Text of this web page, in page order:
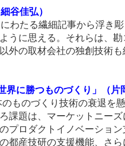
谷佳弘）
わたる繊細記事から浮き
うに思える。それらは、
外の取材会社の独創技術
に勝つものづくり」（片
ものづくり技術の衰退
課題は、マーケットニー
プロダクトイノベーショ
産技研の支援機能、さら